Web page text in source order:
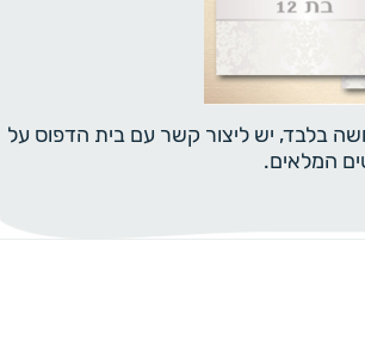
בלבד, יש ליצור קשר עם בית הדפוס על
המלאים.